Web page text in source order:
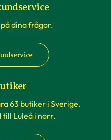
dina frågor.
63 butiker i Sverige.
till Luleå i norr.